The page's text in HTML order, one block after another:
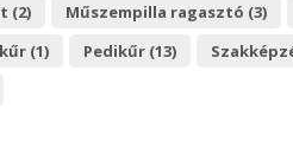
(2) Műszempilla ragasztó (3)
(1) Pedikűr (13)